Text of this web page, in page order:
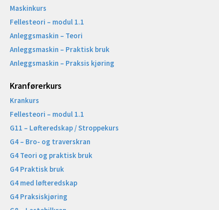
Maskinkurs
Fellesteori – modul 1.1
Anleggsmaskin – Teori
Anleggsmaskin – Praktisk bruk
Anleggsmaskin – Praksis kjøring
Kranførerkurs
Krankurs
Fellesteori – modul 1.1
G11 – Løfteredskap / Stroppekurs
G4 – Bro- og traverskran
G4 Teori og praktisk bruk
G4 Praktisk bruk
G4 med løfteredskap
G4 Praksiskjøring